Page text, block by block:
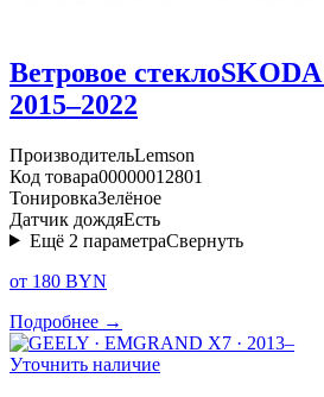
Ветровое стеклоSKODA
2015–2022
ПроизводительLemson
Код товара00000012801
ТонировкаЗелёное
Датчик дождяЕсть
Ещё 2 параметраСвернуть
от 180 BYN
Подробнее →
Уточнить наличие